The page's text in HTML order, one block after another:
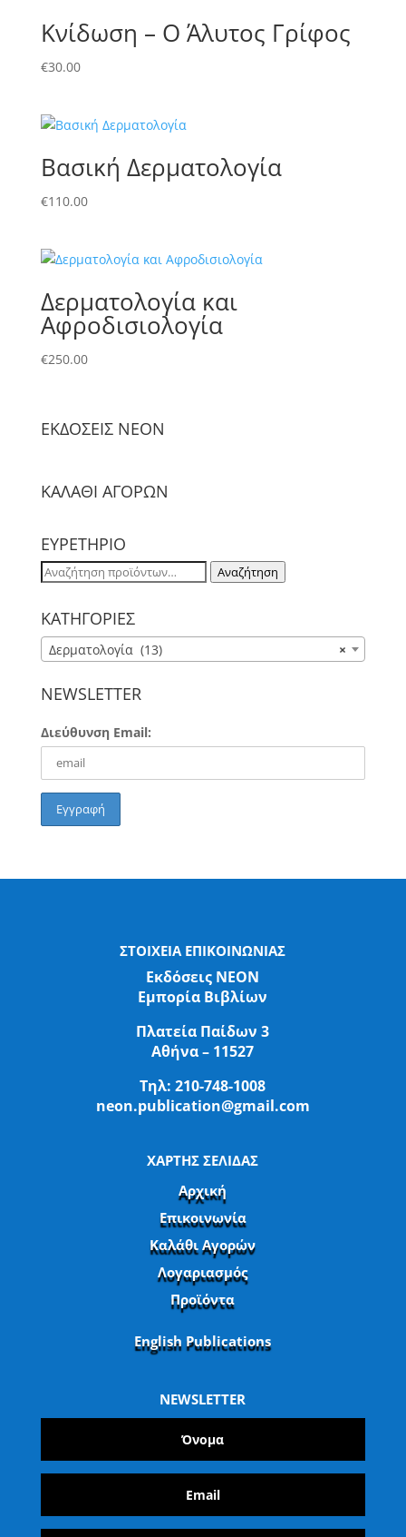
Κνίδωση – Ο Άλυτος Γρίφος
€30.00
Βασική Δερματολογία
€110.00
Δερματολογία και
Αφροδισιολογία
€250.00
ΕΚΔΟΣΕΙΣ NΕΟΝ
ΚΑΛΑΘΙ ΑΓΟΡΩΝ
ΕΥΡΕΤΗΡΙΟ
Αναζήτηση
Αναζήτηση
ΚΑΤΗΓΟΡΙΕΣ
×
Δερματολογία (13)
NEWSLETTER
Διεύθυνση Email:
ΣΤΟΙΧΕΙΑ ΕΠΙΚΟΙΝΩΝΙΑΣ
Εκδόσεις ΝΕΟΝ
Εμπορία Βιβλίων
Πλατεία Παίδων 3
Αθήνα – 11527
Τηλ:210-748-1008
neon.publication@gmail.com
ΧΑΡΤΗΣ ΣΕΛΙΔΑΣ
Αρχική
Επικοινωνία
Καλάθι Αγορών
Λογαριασμός
Προϊόντα
English Publications
NEWSLETTER